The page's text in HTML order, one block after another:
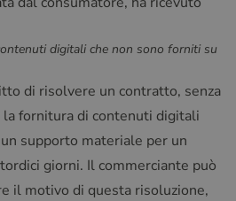
digitali che non sono forniti su
di risolvere un contratto, senza
fornitura di contenuti digitali
supporto materiale per un
giorni. Il commerciante può
il motivo di questa risoluzione,